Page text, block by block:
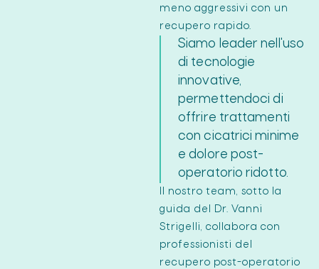
meno aggressivi con un
recupero rapido.
Siamo leader nell'uso
di tecnologie
innovative,
permettendoci di
offrire trattamenti
con cicatrici minime
e dolore post-
operatorio ridotto.
Il nostro team, sotto la
guida del Dr. Vanni
Strigelli, collabora con
professionisti del
recupero post-operatorio